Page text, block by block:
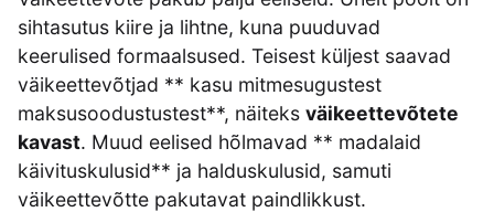
sihtasutus kiire ja lihtne, kuna puuduvad
keerulised formaalsused. Teisest küljest saavad
väikeettevõtjad ** kasu mitmesugustest
maksusoodustustest**, näiteks väikeettevõtete
kavast. Muud eelised hõlmavad ** madalaid
käivituskulusid** ja halduskulusid, samuti
väikeettevõtte pakutavat paindlikkust.